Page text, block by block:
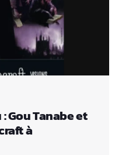
Gou Tanabe et
à